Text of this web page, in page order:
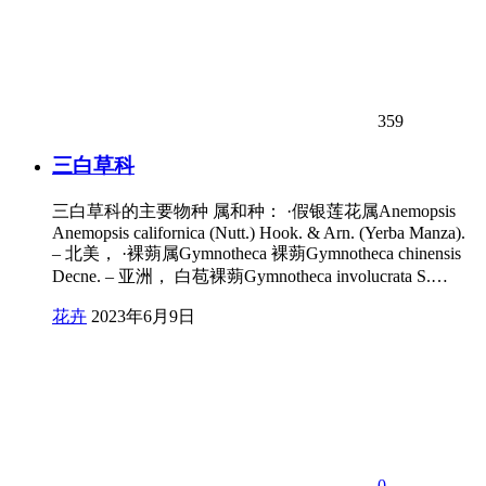
359
三白草科
三白草科的主要物种 属和种： ·假银莲花属Anemopsis
Anemopsis californica (Nutt.) Hook. & Arn. (Yerba Manza).
– 北美， ·裸蒴属Gymnotheca 裸蒴Gymnotheca chinensis
Decne. – 亚洲， 白苞裸蒴Gymnotheca involucrata S.…
花卉 2023年6月9日